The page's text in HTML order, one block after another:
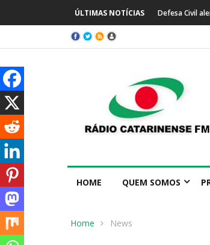
ÚLTIMAS NOTÍCIAS Defesa Civil
HOME QUEM SOMOS
Home News